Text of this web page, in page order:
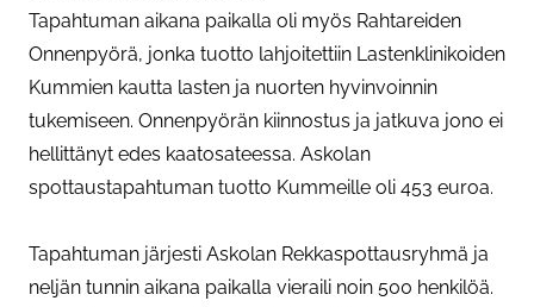
Tapahtuman aikana paikalla oli myös Rahtareiden
Onnenpyörä, jonka tuotto lahjoitettiin Lastenklinikoiden
Kummien kautta lasten ja nuorten hyvinvoinnin
tukemiseen. Onnenpyörän kiinnostus ja jatkuva jono ei
hellittänyt edes kaatosateessa. Askolan
spottaustapahtuman tuotto Kummeille oli 453 euroa.
Tapahtuman järjesti Askolan Rekkaspottausryhmä ja
neljän tunnin aikana paikalla vieraili noin 500 henkilöä.